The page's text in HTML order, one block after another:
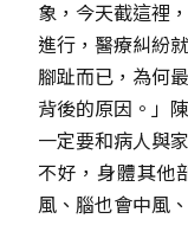
象，今天截這裡
進行，醫療糾紛
腳趾而已，為何
背後的原因。」
一定要和病人與
不好，身體其他
風、腦也會中風